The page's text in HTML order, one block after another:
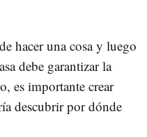
hacer una cosa y luego
debe garantizar la
es importante crear
descubrir por dónde